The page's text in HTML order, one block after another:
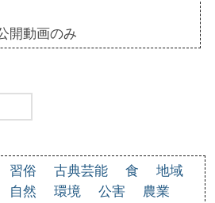
開動画のみ
習俗 古典芸能 食
地域
自然 環境 公害
農業